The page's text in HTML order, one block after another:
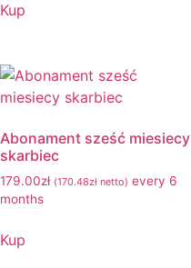
Kup
Abonament sześć miesiecy
skarbiec
179.00zł (170.48zł netto) every 6
months
Kup